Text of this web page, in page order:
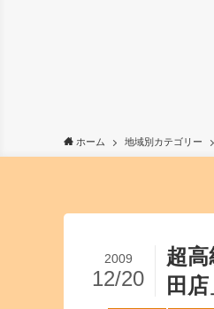
ホーム 地域別カテゴリー
超
田店
2009
12/20